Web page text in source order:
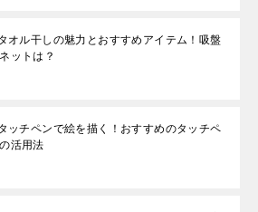
オル干しの魅力とおすすめアイテム！吸盤
ットは？
ッチペンで絵を描く！おすすめのタッチペ
活用法